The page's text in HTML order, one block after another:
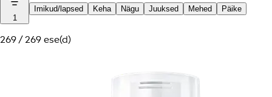
1
Imikud/lapsed Keha Nägu Juuksed Mehed Päike
269 / 269 ese(d)